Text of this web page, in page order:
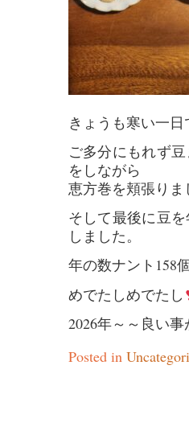
きょうも寒い一日
ご多分にもれず
をしながら
恵方巻を頬張り
そして最後に豆
しました。
年の数ナント158
めでたしめでたし
2026年～～良い
Posted in